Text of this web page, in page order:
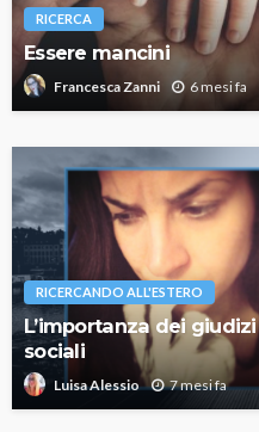
RICERCA
Essere mancini
Francesca Zanni 6 mesi fa
RICERCANDO ALL'ESTERO
L’importanza dei
sociali
Luisa Alessio 7 mesi fa